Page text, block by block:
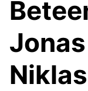
Niklas